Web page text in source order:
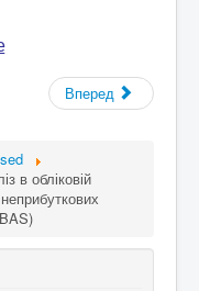
!
Вперед
в обліковій